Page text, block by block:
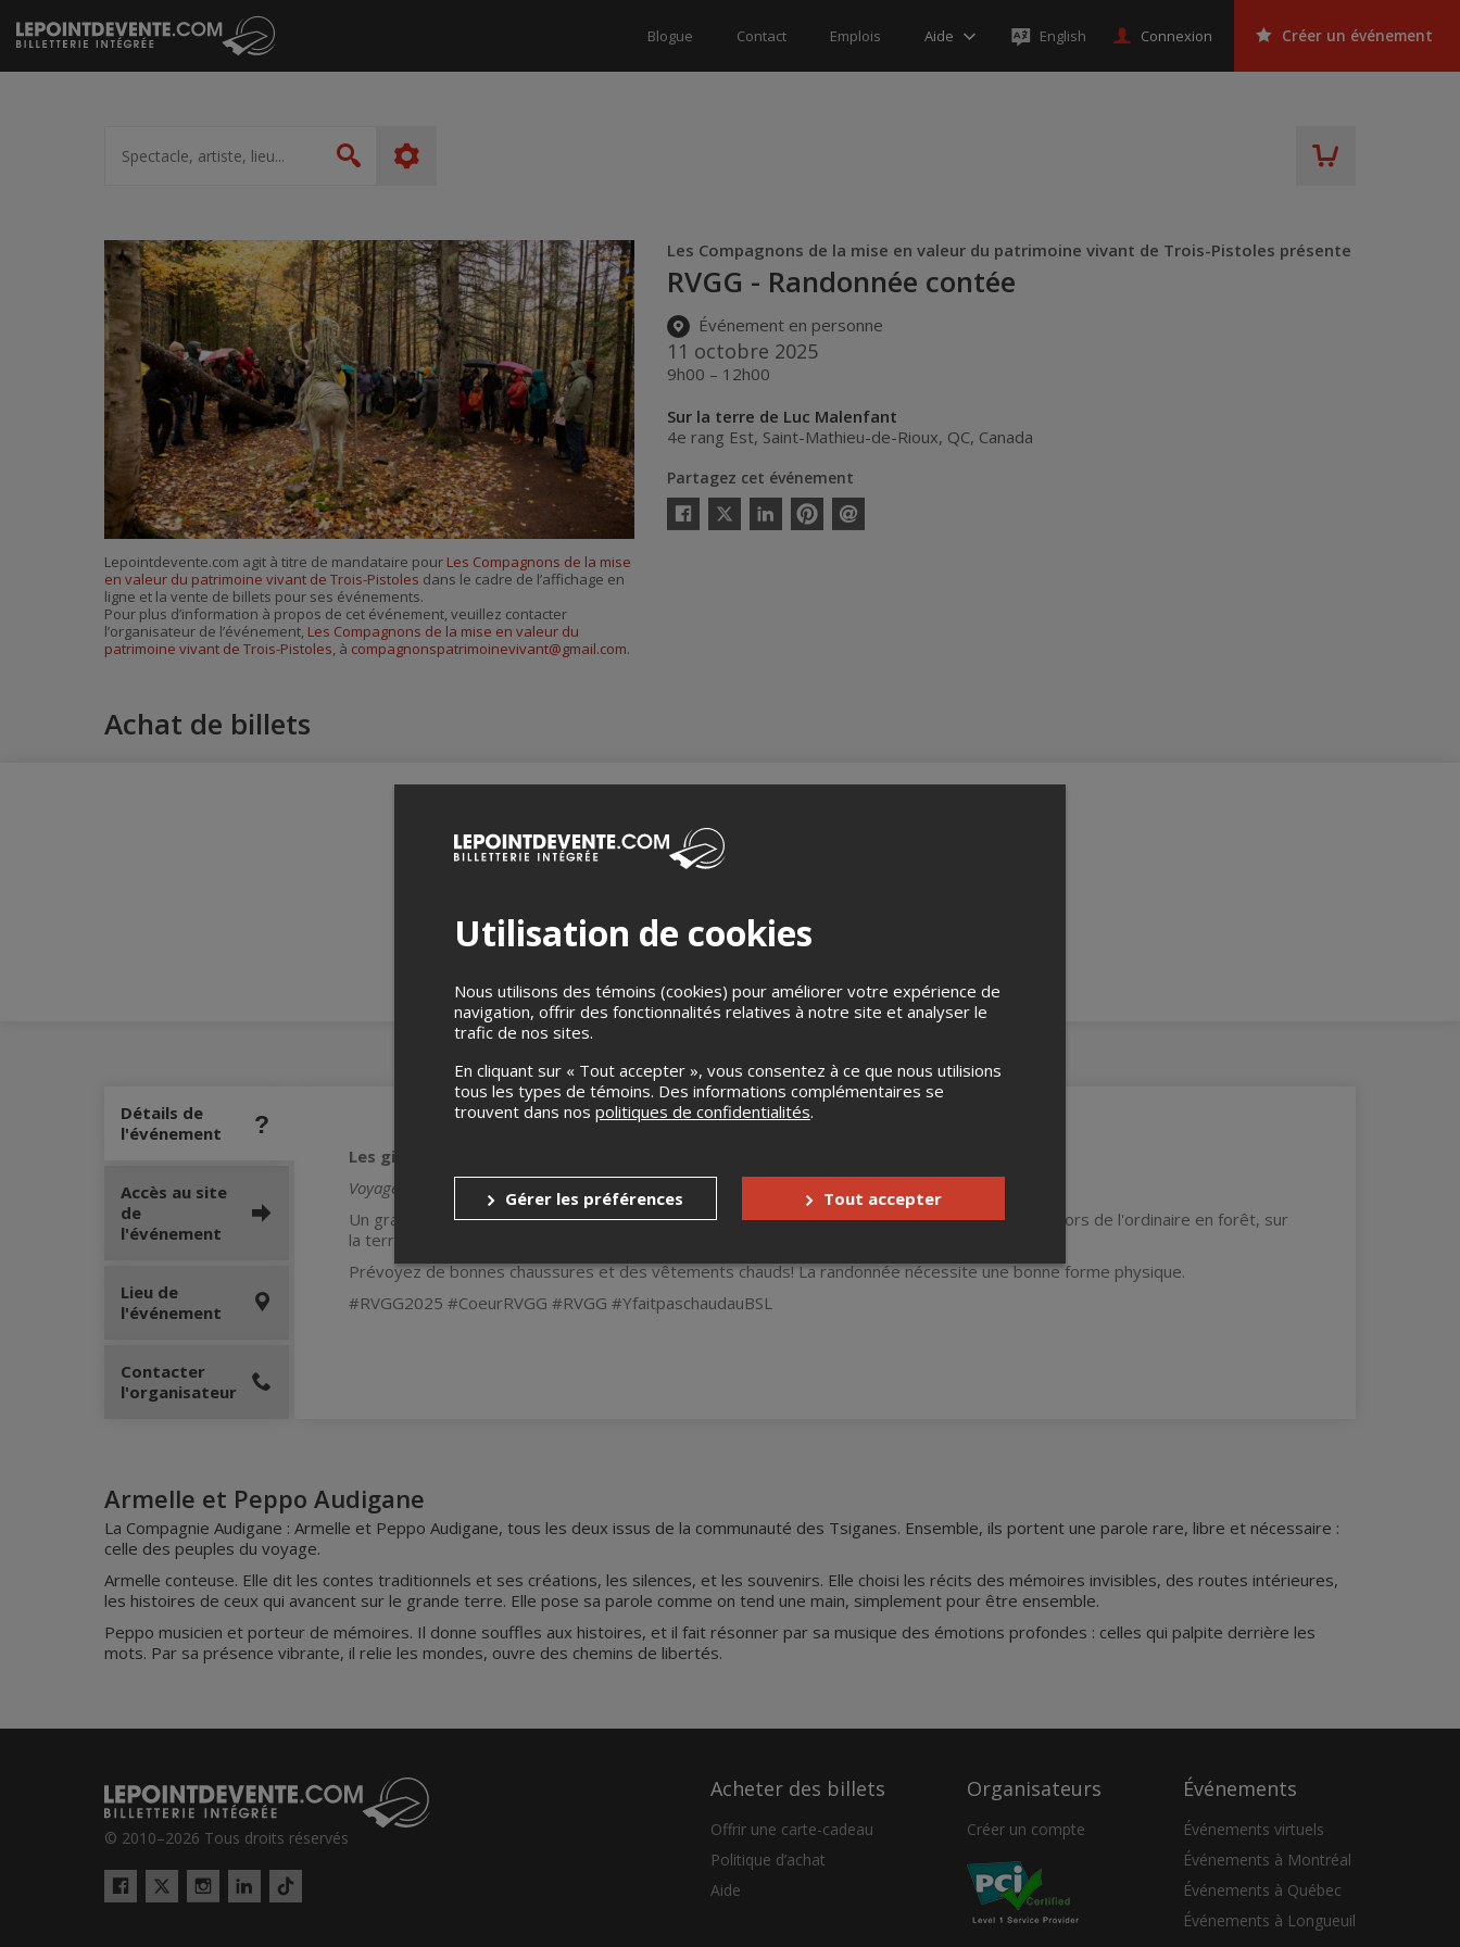
Passer
au
contenu
Blogue Contact Emplois Aide English Connexion Créer un événement
artiste,
lieu...
Rechercher
Les Compagnons de la mise en valeur du patrimoine vivant de Trois-Pistoles présente
RVGG - Randonnée contée
Événement en personne
11 octobre 2025
9h00 – 12h00
Sur la terre de Luc Malenfant
4e rang Est, Saint-Mathieu-de-Rioux, QC, Canada
Partagez cet événement
Facebook
Twitter
LinkedinPinterestEnvoyer
Lepointdevente.com agit à titre de mandataire pour Les Compagnons de la mise
en valeur du patrimoine vivant de Trois-Pistoles dans le cadre de l’affichage en
ligne et la vente de billets pour ses événements.
Pour plus d’information à propos de cet événement, veuillez contacter
l’organisateur de l’événement, Les Compagnons de la mise en valeur du
patrimoine vivant de Trois-Pistoles, à compagnonspatrimoinevivant@gmail.com.
Achat de billets
Merci de confirmer que vous n'êtes pas un robot ci-bas.
Détails de
l'événement
Les gitans du ciel
Voyage dans un monde steampunk
Un grand classique du Rendez-vous des Grandes Gueules. Venez vivre une randonnée contée hors de l'ordinaire en forêt, sur
la terre de l'artiste-sculpteur Luc Malenfant.
Prévoyez de bonnes chaussures et des vêtements chauds! La randonnée nécessite une bonne forme physique.
#RVGG2025 #CoeurRVGG #RVGG #YfaitpaschaudauBSL
Accès au site
de
l'événement
Lieu de
l'événement
Contacter
l'organisateur
Armelle et Peppo Audigane
La Compagnie Audigane : Armelle et Peppo Audigane, tous les deux issus de la communauté des Tsiganes. Ensemble, ils portent une parole rare, libre et nécessaire :
celle des peuples du voyage.
Armelle conteuse. Elle dit les contes traditionnels et ses créations, les silences, et les souvenirs. Elle choisi les récits des mémoires invisibles, des routes intérieures,
les histoires de ceux qui avancent sur le grande terre. Elle pose sa parole comme on tend une main, simplement pour être ensemble.
Peppo musicien et porteur de mémoires. Il donne souffles aux histoires, et il fait résonner par sa musique des émotions profondes : celles qui palpite derrière les
mots. Par sa présence vibrante, il relie les mondes, ouvre des chemins de libertés.
© 2010–2026 Tous droits réservés
Facebook
Twitter
InstagramLinkedIn
Tiktok
Acheter des billets
Offrir une carte-cadeau
Politique d’achat
Aide
Organisateurs
Créer un compte
Événements
Événements virtuels
Événements à Montréal
Événements à Québec
Événements à Longueuil
Utilisation de cookies
Nous utilisons des témoins (cookies) pour améliorer votre expérience de
navigation, offrir des fonctionnalités relatives à notre site et analyser le
trafic de nos sites.
En cliquant sur « Tout accepter », vous consentez à ce que nous utilisions
tous les types de témoins. Des informations complémentaires se
trouvent dans nos politiques de confidentialités.
Gérer les préférences Tout accepter